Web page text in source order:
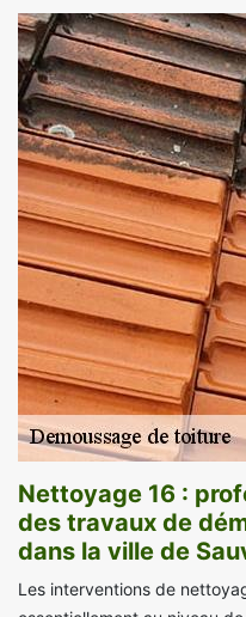
Nettoyage 16 :
des travaux de
dans la ville de
Les interventions de